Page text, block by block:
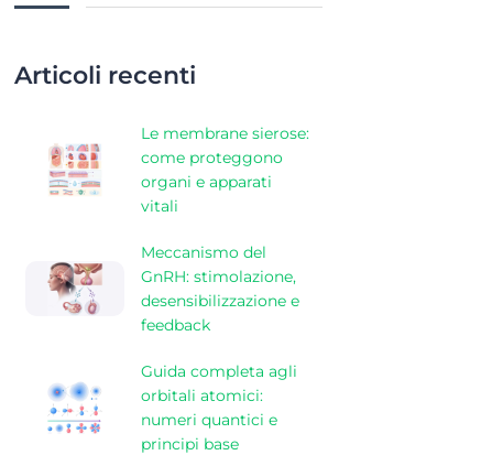
Articoli recenti
Le membrane sierose:
come proteggono
organi e apparati
vitali
Meccanismo del
GnRH: stimolazione,
desensibilizzazione e
feedback
Guida completa agli
orbitali atomici:
numeri quantici e
principi base